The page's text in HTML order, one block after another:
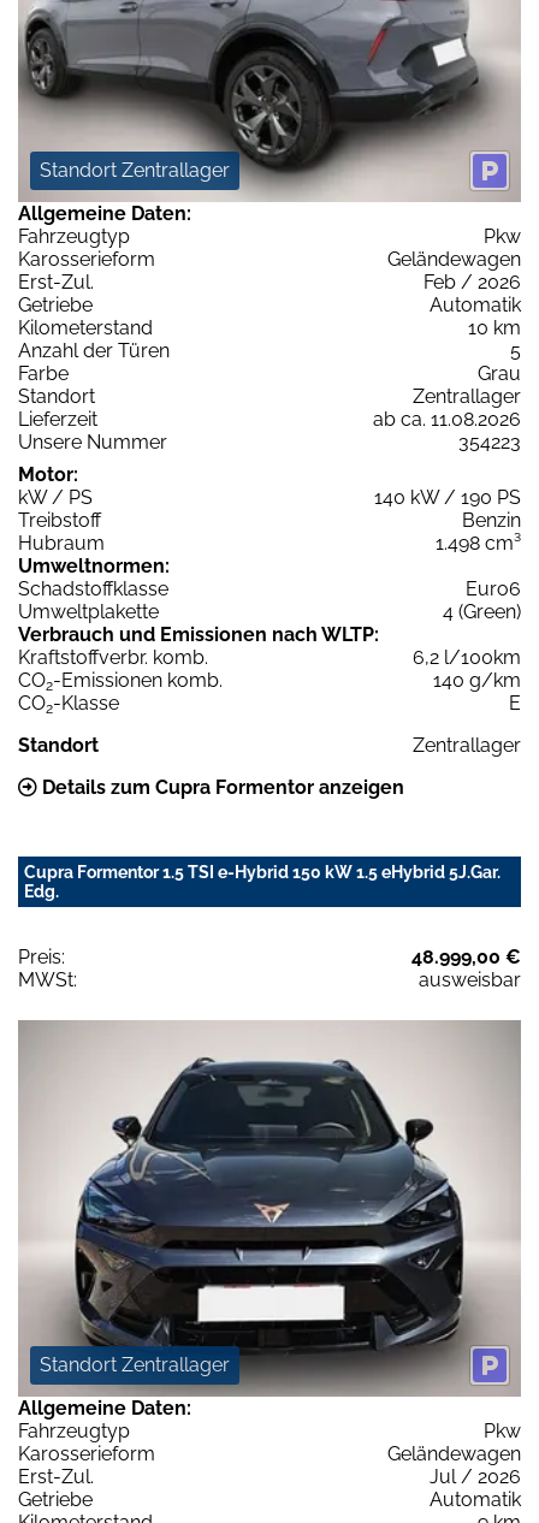
Standort Zentrallager
Allgemeine Daten:
Fahrzeugtyp
Pkw
Karosserieform
Geländewagen
Erst-Zul.
Feb / 2026
Getriebe
Automatik
Kilometerstand
10 km
Anzahl der Türen
5
Farbe
Grau
Standort
Zentrallager
Lieferzeit
ab ca. 11.08.2026
Unsere Nummer
354223
Motor:
kW / PS
140 kW / 190 PS
Treibstoff
Benzin
Hubraum
1.498 cm³
Umweltnormen:
Schadstoffklasse
Euro6
Umweltplakette
4 (Green)
Verbrauch und Emissionen nach WLTP:
Kraftstoffverbr. komb.
6,2 l/100km
CO2-Emissionen komb.
140 g/km
CO2-Klasse
E
Standort
Zentrallager
Details zum Cupra Formentor anzeigen
Cupra Formentor 1.5 TSI e-Hybrid 150 kW 1.5 eHybrid 5J.Gar.
Edg.
Preis:
48.999,00 €
MWSt:
ausweisbar
Standort Zentrallager
Allgemeine Daten:
Fahrzeugtyp
Pkw
Karosserieform
Geländewagen
Erst-Zul.
Jul / 2026
Getriebe
Automatik